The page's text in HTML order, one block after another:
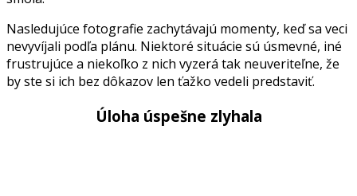
Nasledujúce fotografie zachytávajú momenty, keď sa veci
nevyvíjali podľa plánu. Niektoré situácie sú úsmevné, iné
frustrujúce a niekoľko z nich vyzerá tak neuveriteľne, že
by ste si ich bez dôkazov len ťažko vedeli predstaviť.
Úloha úspešne zlyhala